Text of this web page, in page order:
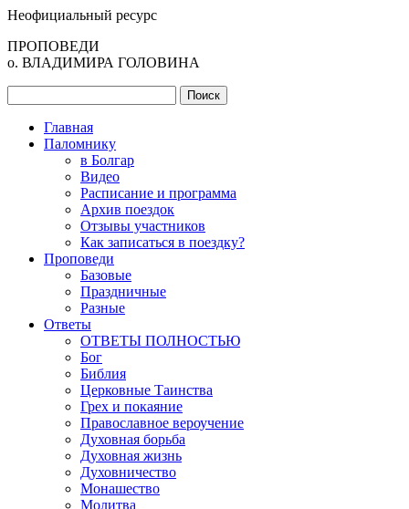
Неофициальный ресурс
ПРОПОВЕДИ
о. ВЛАДИМИРА ГОЛОВИНА
Главная
Паломнику
в Болгар
Видео
Расписание и программа
Архив поездок
Отзывы участников
Как записаться в поездку?
Проповеди
Базовые
Праздничные
Разные
Ответы
ОТВЕТЫ ПОЛНОСТЬЮ
Бог
Библия
Церковные Таинства
Грех и покаяние
Православное вероучение
Духовная борьба
Духовная жизнь
Духовничество
Монашество
Молитва